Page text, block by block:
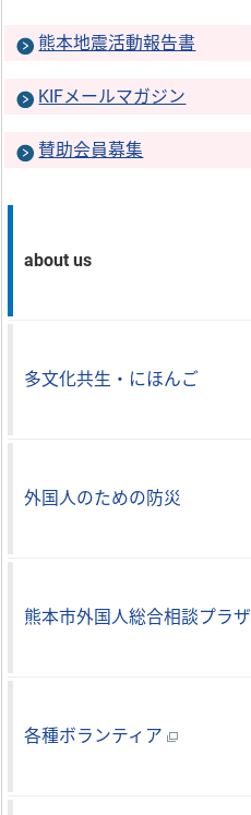
熊本地震活動報告書
KIFメールマガジン
賛助会員募集
about us
多文化共生・にほんご
外国人のための防災
熊本市外国人総合相談プラザ
各種ボランティア